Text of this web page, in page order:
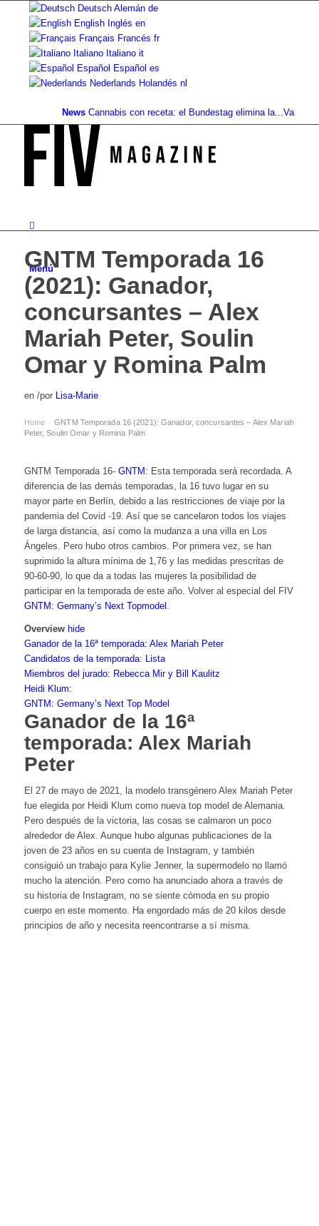
Deutsch Alemán de
English Inglés en
Français Francés fr
Italiano Italiano it
Español Español es
Nederlands Holandés nl
News Cannabis con receta: el Bundestag elimina la...Valor del
Menú
GNTM Temporada 16
(2021): Ganador,
concursantes – Alex
Mariah Peter, Soulin
Omar y Romina Palm
en /por Lisa-Marie
Home › GNTM Temporada 16 (2021): Ganador, concursantes – Alex Mariah
Peter, Soulin Omar y Romina Palm
GNTM Temporada 16- GNTM : Esta temporada será recordada. A
diferencia de las demás temporadas, la 16 tuvo lugar en su
mayor parte en Berlín, debido a las restricciones de viaje por la
pandemia del Covid -19. Así que se cancelaron todos los viajes
de larga distancia, así como la mudanza a una villa en Los
Ángeles. Pero hubo otros cambios. Por primera vez, se han
suprimido la altura mínima de 1,76 y las medidas prescritas de
90-60-90, lo que da a todas las mujeres la posibilidad de
participar en la temporada de este año. Volver al especial del FIV
GNTM: Germany’s Next Topmodel .
Overview hide
Ganador de la 16ª temporada: Alex Mariah Peter
Candidatos de la temporada: Lista
Miembros del jurado: Rebecca Mir y Bill Kaulitz
Heidi Klum:
GNTM: Germany’s Next Top Model
Ganador de la 16ª
temporada: Alex Mariah
Peter
El 27 de mayo de 2021, la modelo transgénero Alex Mariah Peter
fue elegida por Heidi Klum como nueva top model de Alemania.
Pero después de la victoria, las cosas se calmaron un poco
alrededor de Alex. Aunque hubo algunas publicaciones de la
joven de 23 años en su cuenta de Instagram, y también
consiguió un trabajo para Kylie Jenner, la supermodelo no llamó
mucho la atención. Pero como ha anunciado ahora a través de
su historia de Instagram, no se siente cómoda en su propio
cuerpo en este momento. Ha engordado más de 20 kilos desde
principios de año y necesita reencontrarse a sí misma.